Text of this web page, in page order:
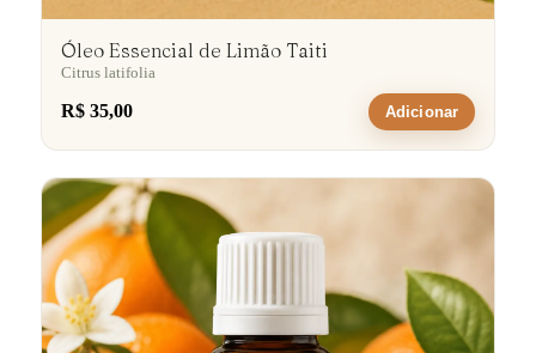
Óleo Essencial de Limão Taiti
Citrus latifolia
R$ 35,00 Adicionar